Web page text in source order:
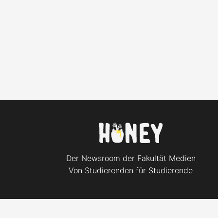
Der Newsroom der Fakultät Medien
Von Studierenden für Studierende